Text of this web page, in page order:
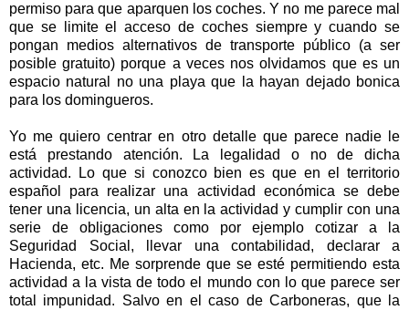
permiso para que aparquen los coches. Y no me parece mal
que se limite el acceso de coches siempre y cuando se
pongan medios alternativos de transporte público (a ser
posible gratuito) porque a veces nos olvidamos que es un
espacio natural no una playa que la hayan dejado bonica
para los domingueros.
Yo me quiero centrar en otro detalle que parece nadie le
está prestando atención. La legalidad o no de dicha
actividad. Lo que si conozco bien es que en el territorio
español para realizar una actividad económica se debe
tener una licencia, un alta en la actividad y cumplir con una
serie de obligaciones como por ejemplo cotizar a la
Seguridad Social, llevar una contabilidad, declarar a
Hacienda, etc. Me sorprende que se esté permitiendo esta
actividad a la vista de todo el mundo con lo que parece ser
total impunidad. Salvo en el caso de Carboneras, que la